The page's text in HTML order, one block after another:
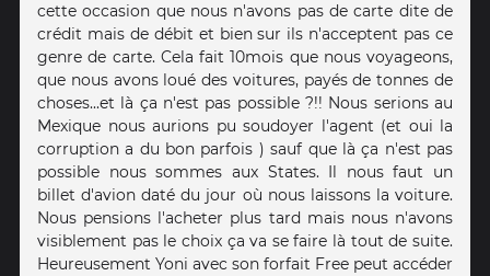
cette occasion que nous n'avons pas de carte dite de
crédit mais de débit et bien sur ils n'acceptent pas ce
genre de carte. Cela fait 10mois que nous voyageons,
que nous avons loué des voitures, payés de tonnes de
choses...et là ça n'est pas possible ?!! Nous serions au
Mexique nous aurions pu soudoyer l'agent (et oui la
corruption a du bon parfois ) sauf que là ça n'est pas
possible nous sommes aux States. Il nous faut un
billet d'avion daté du jour où nous laissons la voiture.
Nous pensions l'acheter plus tard mais nous n'avons
visiblement pas le choix ça va se faire là tout de suite.
Heureusement Yoni avec son forfait Free peut accéder